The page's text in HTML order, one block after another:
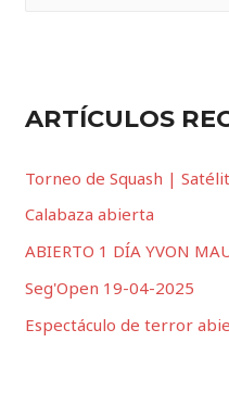
ARTÍCULOS
Torneo de Squash |
Calabaza abierta
ABIERTO 1 DÍA YVON
Seg'Open 19-04-2025
Espectáculo de terror